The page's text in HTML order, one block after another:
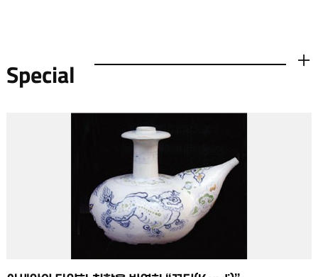
Special 더보기